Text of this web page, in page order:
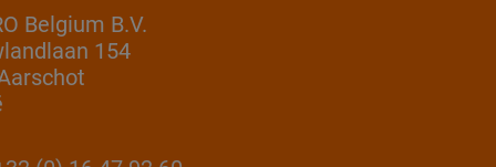
Belgium B.V.
154